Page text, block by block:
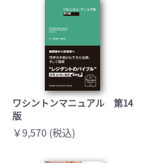
ワシントンマニュアル 第14
版
￥9,570 (税込)